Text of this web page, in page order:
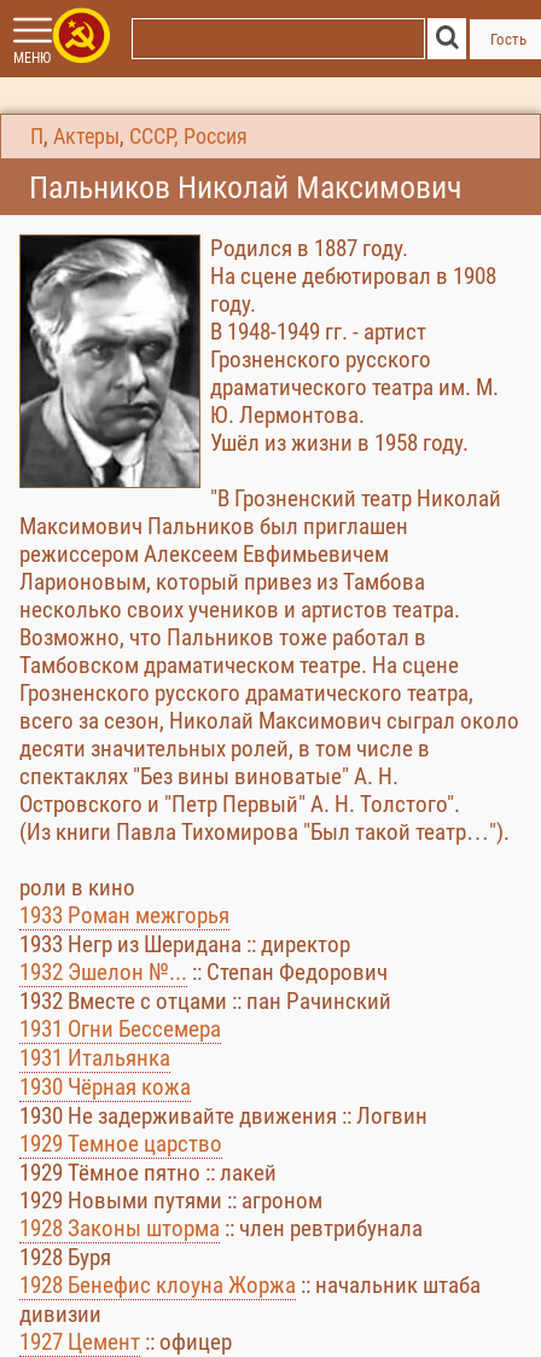
МЕНЮ
Гость
П , Актеры, СССР, Россия
Пальников Николай Максимович
Родился в 1887 году.
На сцене дебютировал в 1908
году.
В 1948-1949 гг. - артист
Грозненского русского
драматического театра им. М.
Ю. Лермонтова.
Ушёл из жизни в 1958 году.
"В Грозненский театр Николай
Максимович Пальников был приглашен
режиссером Алексеем Евфимьевичем
Ларионовым, который привез из Тамбова
несколько своих учеников и артистов театра.
Возможно, что Пальников тоже работал в
Тамбовском драматическом театре. На сцене
Грозненского русского драматического театра,
всего за сезон, Николай Максимович сыграл около
десяти значительных ролей, в том числе в
спектаклях "Без вины виноватые" А. Н.
Островского и "Петр Первый" А. Н. Толстого".
(Из книги Павла Тихомирова "Был такой театр…").
роли в кино
1933 Роман межгорья
1933 Негр из Шеридана :: директор
1932 Эшелон №... :: Степан Федорович
1932 Вместе с отцами :: пан Рачинский
1931 Огни Бессемера
1931 Итальянка
1930 Чёрная кожа
1930 Не задерживайте движения :: Логвин
1929 Темное царство
1929 Тёмное пятно :: лакей
1929 Новыми путями :: агроном
1928 Законы шторма :: член ревтрибунала
1928 Буря
1928 Бенефис клоуна Жоржа :: начальник штаба
дивизии
1927 Цемент :: офицер